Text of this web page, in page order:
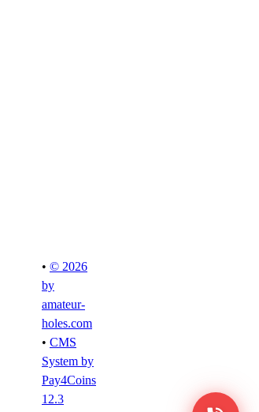
• © 2026
by
amateur-
holes.com
• CMS
System by
Pay4Coins
12.3